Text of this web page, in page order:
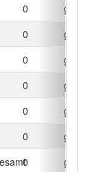
0
g
0
g
0
g
0
g
0
g
0
g
0
g